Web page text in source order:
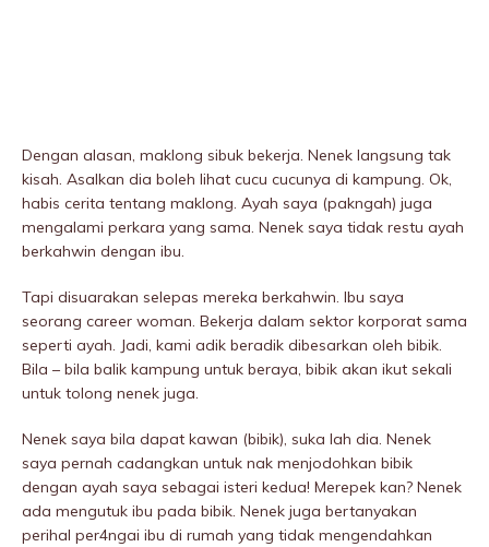
Dengan alasan, maklong sibuk bekerja. Nenek langsung tak
kisah. Asalkan dia boleh lihat cucu cucunya di kampung. Ok,
habis cerita tentang maklong. Ayah saya (pakngah) juga
mengalami perkara yang sama. Nenek saya tidak restu ayah
berkahwin dengan ibu.
Tapi disuarakan selepas mereka berkahwin. Ibu saya
seorang career woman. Bekerja dalam sektor korporat sama
seperti ayah. Jadi, kami adik beradik dibesarkan oleh bibik.
Bila – bila balik kampung untuk beraya, bibik akan ikut sekali
untuk tolong nenek juga.
Nenek saya bila dapat kawan (bibik), suka lah dia. Nenek
saya pernah cadangkan untuk nak menjodohkan bibik
dengan ayah saya sebagai isteri kedua! Merepek kan? Nenek
ada mengutuk ibu pada bibik. Nenek juga bertanyakan
perihal per4ngai ibu di rumah yang tidak mengendahkan